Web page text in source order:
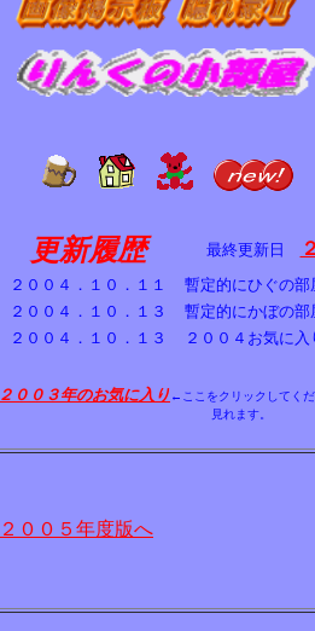
更新履歴 最終更新日
２００４．１０．１１ 暫定的にひぐの部
２００４．１０．１３
暫定的にかぼの部
２００４．１０．１３
２００４お気に
２００３年のお気に入り←ここをクリックしてく
見れます。
２００５年度版へ